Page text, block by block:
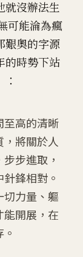
就沒辦法生
可能淪為瘋
艱奧的字源
的時勢下站
至高的清晰
將關於人
步進取，
鋒相對。
切力量、軀
能開展，在